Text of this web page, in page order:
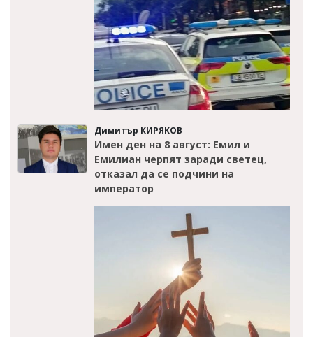
Димитър КИРЯКОВ
Имен ден на 8 август: Емил и
Емилиан черпят заради светец,
отказал да се подчини на
император